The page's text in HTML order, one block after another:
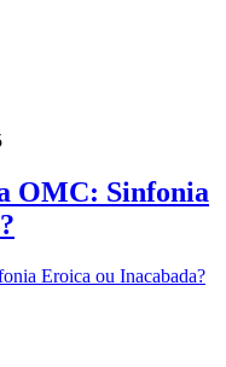
OMC: Sinfonia
Eroica ou Inacabada?